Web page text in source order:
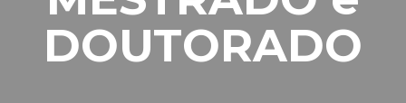
DOUTORADO